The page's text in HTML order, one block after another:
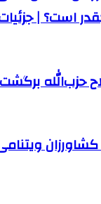
است؟ |
حزب‌الله